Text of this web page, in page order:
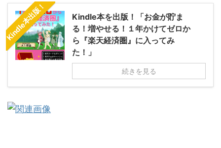
Kindle本出版！
Kindle本を出版！「お金が貯ま
る！増やせる！１年かけてゼロか
ら『楽天経済圏』に入ってみ
た！」
続きを見る